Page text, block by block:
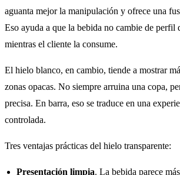
aguanta mejor la manipulación y ofrece una
Eso ayuda a que la bebida no cambie de perfil
mientras el cliente la consume.
El hielo blanco, en cambio, tiende a mostrar
zonas opacas. No siempre arruina una copa,
precisa. En barra, eso se traduce en una
controlada.
Tres ventajas prácticas del hielo transparente:
Presentación limpia. La bebida parece